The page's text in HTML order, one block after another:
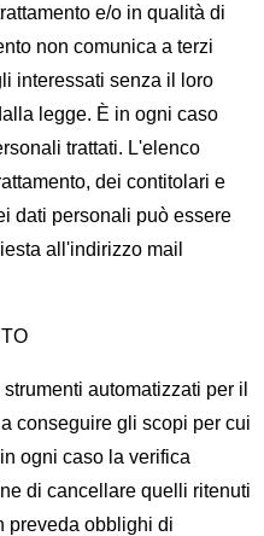
e/o in qualità di
non comunica a terzi
interessati senza il loro
legge. È in ogni caso
trattati. L'elenco
dei contitolari e
dati personali può essere
all'indirizzo mail
automatizzati per il
conseguire gli scopi per cui
ogni caso la verifica
di cancellare quelli ritenuti
preveda obblighi di